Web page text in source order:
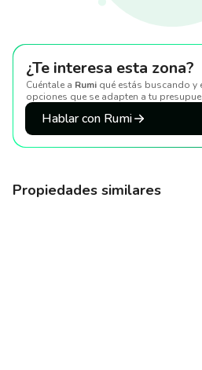
¿Te interesa esta zona?
Cuéntale a Rumi qué estás buscando y
opciones que se adapten a tu
Hablar con Rumi
Propiedades similares